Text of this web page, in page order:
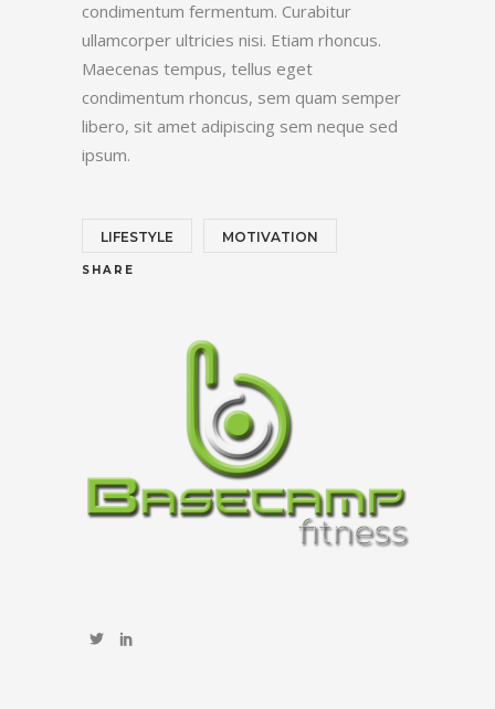
condimentum fermentum. Curabitur
ullamcorper ultricies nisi. Etiam rhoncus.
Maecenas tempus, tellus eget
condimentum rhoncus, sem quam semper
libero, sit amet adipiscing sem neque sed
ipsum.
LIFESTYLE MOTIVATION
SHARE